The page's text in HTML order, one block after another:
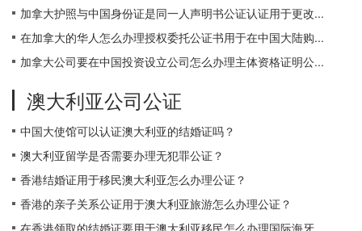
加拿大护照与中国身份证是同一人声明书公证认证用于更改...
在加拿大的华人怎么办理授权委托公证书用于在中国大陆购...
加拿大公司要在中国投资设立公司怎么办理主体资格证明公...
澳大利亚公司公证
中国大使馆可以认证澳大利亚的结婚证吗？
澳大利亚留学是否需要办理无犯罪公证？
香港结婚证用于移民澳大利亚怎么办理公证？
香港的亲子关系公证用于澳大利亚旅游怎么办理公证？